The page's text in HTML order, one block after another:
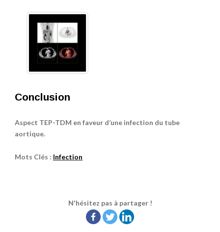
Conclusion
Aspect TEP-TDM en faveur d’une infection du tube
aortique.
Mots Clés : Infection
N'hésitez pas à partager !